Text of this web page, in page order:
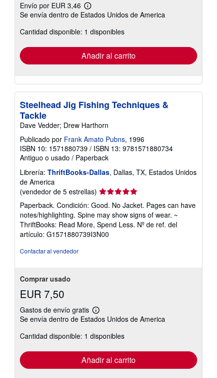
Envío por EUR 3,46
Más
información
las
tarifas
envío
Se envía dentro de Estados Unidos de America
Cantidad disponible: 1 disponibles
Añadir al carrito
Steelhead Jig Fishing Techniques &
Tackle
Dave Vedder; Drew Harthorn
Publicado por Frank Amato Pubns, 1996
ISBN 10: 1571880739 / ISBN 13: 9781571880734
Antiguo o usado / Paperback
Librería: ThriftBooks-Dallas, Dallas, TX, Estados Unidos
de America
(vendedor de 5 estrellas) Calificación
del
vendedor:
5
de
5
Paperback. Condición: Good. No Jacket. Pages can have
notes/highlighting. Spine may show signs of wear. ~
ThriftBooks: Read More, Spend Less. Nº de ref. del
artículo: G1571880739I3N00
Contactar al vendedor
Comprar usado
EUR 7,50
Gastos de envío gratis
Más
información
las
tarifas
envío
Se envía dentro de Estados Unidos de America
Cantidad disponible: 1 disponibles
Añadir al carrito